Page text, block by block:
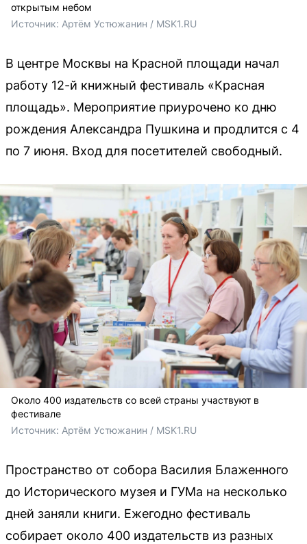
открытым небом
Источник: Артём Устюжанин / MSK1.RU
В центре Москвы на Красной площади начал
работу 12-й книжный фестиваль «Красная
площадь». Мероприятие приурочено ко дню
рождения Александра Пушкина и продлится с 4
по 7 июня. Вход для посетителей свободный.
Около 400 издательств со всей страны участвуют в
фестивале
Источник: Артём Устюжанин / MSK1.RU
Пространство от собора Василия Блаженного
до Исторического музея и ГУМа на несколько
дней заняли книги. Ежегодно фестиваль
собирает около 400 издательств из разных